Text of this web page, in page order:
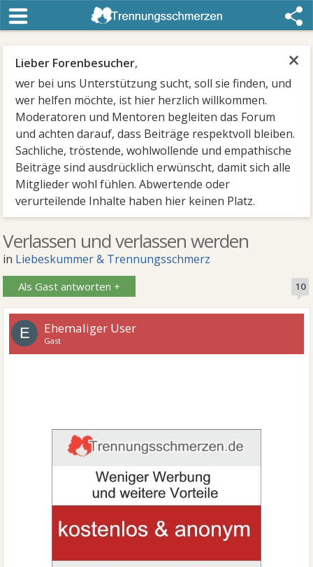
×
Lieber Forenbesucher,
wer bei uns Unterstützung sucht, soll sie finden, und
wer helfen möchte, ist hier herzlich willkommen.
Moderatoren und Mentoren begleiten das Forum
und achten darauf, dass Beiträge respektvoll bleiben.
Sachliche, tröstende, wohlwollende und empathische
Beiträge sind ausdrücklich erwünscht, damit sich alle
Mitglieder wohl fühlen. Abwertende oder
verurteilende Inhalte haben hier keinen Platz.
Verlassen und verlassen werden
in Liebeskummer & Trennungsschmerz
Als Gast antworten + 10
E Ehemaliger User
Gast